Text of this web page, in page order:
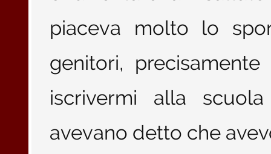
piaceva molto lo
genitori,
iscrivermi alla
avevano detto che